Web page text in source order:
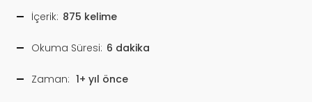
İçerik: 875 kelime
Okuma Süresi: 6 dakika
Zaman: 1+ yıl önce